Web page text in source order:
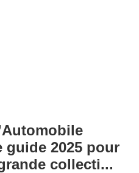
guide 2025 pour
collecti...